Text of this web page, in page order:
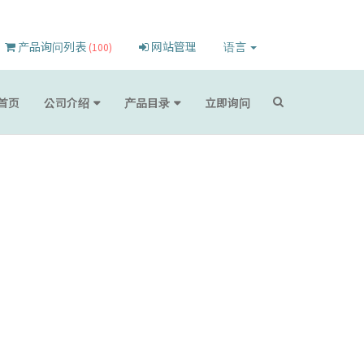
产品询问列表 (100) 网站管理 语言
页 公司介绍 产品目录 立即询问